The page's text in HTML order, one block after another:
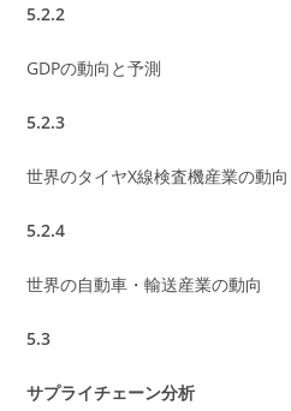
5.2.2
GDPの動向と予測
5.2.3
世界のタイヤX線検査機産業の動向
5.2.4
世界の自動車・輸送産業の動向
5.3
サプライチェーン分析